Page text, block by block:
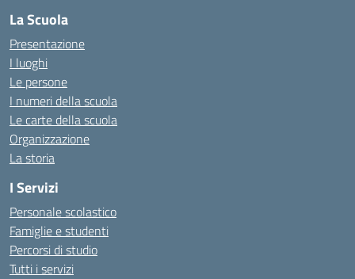
La Scuola
Presentazione
I luoghi
Le persone
I numeri della scuola
Le carte della scuola
Organizzazione
La storia
I Servizi
Personale scolastico
Famiglie e studenti
Percorsi di studio
Tutti i servizi